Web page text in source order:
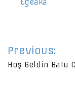
Egeaka
Yazı
Previous:
Hoş Geldin Batu